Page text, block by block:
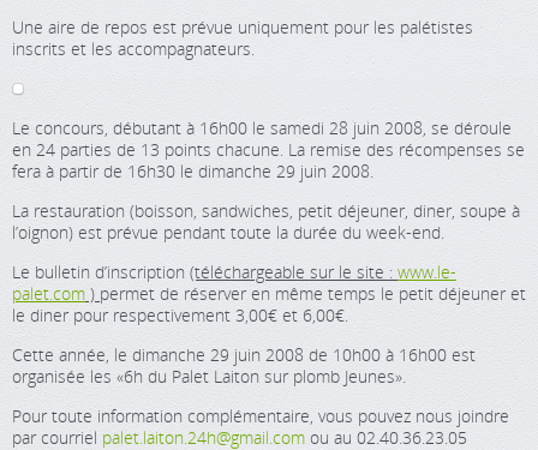
Une aire de repos est prévue uniquement pour les palétistes
inscrits et les accompagnateurs.
Le concours, débutant à 16h00 le samedi 28 juin 2008, se déroule
en 24 parties de 13 points chacune. La remise des récompenses se
fera à partir de 16h30 le dimanche 29 juin 2008.
La restauration (boisson, sandwiches, petit déjeuner, diner, soupe à
l’oignon) est prévue pendant toute la durée du week-end.
Le bulletin d’inscription (téléchargeable sur le site : www.le-
palet.com ) permet de réserver en même temps le petit déjeuner et
le diner pour respectivement 3,00€ et 6,00€.
Cette année, le dimanche 29 juin 2008 de 10h00 à 16h00 est
organisée les «6h du Palet Laiton sur plomb Jeunes».
Pour toute information complémentaire, vous pouvez nous joindre
par courriel palet.laiton.24h@gmail.com ou au 02.40.36.23.05